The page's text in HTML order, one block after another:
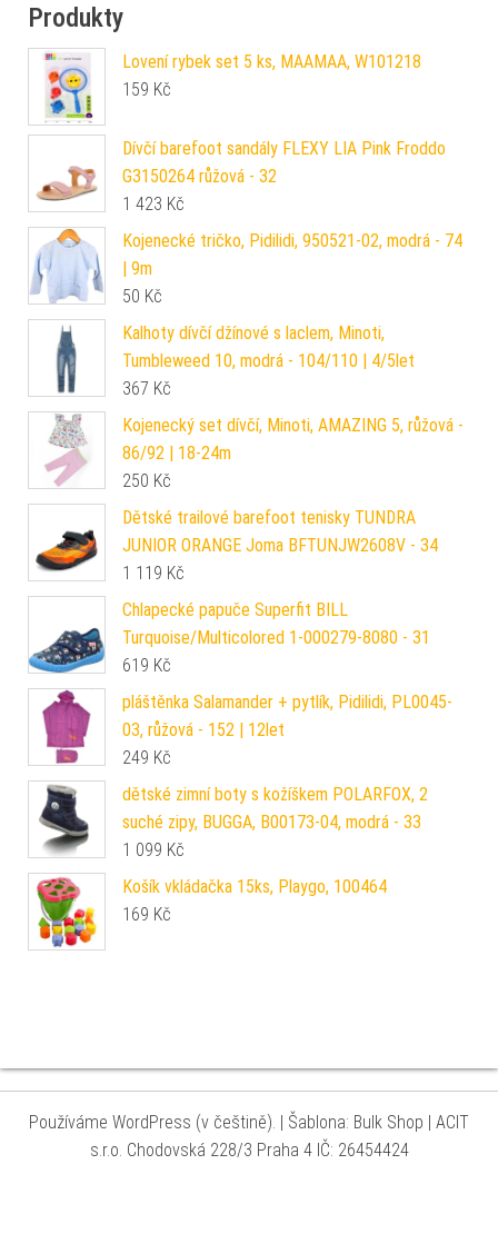
Produkty
Lovení rybek set 5 ks, MAAMAA, W101218
159 Kč
Dívčí barefoot sandály FLEXY LIA Pink Froddo
G3150264 růžová - 32
1 423 Kč
Kojenecké tričko, Pidilidi, 950521-02, modrá - 74
| 9m
50 Kč
Kalhoty dívčí džínové s laclem, Minoti,
Tumbleweed 10, modrá - 104/110 | 4/5let
367 Kč
Kojenecký set dívčí, Minoti, AMAZING 5, růžová -
86/92 | 18-24m
250 Kč
Dětské trailové barefoot tenisky TUNDRA
JUNIOR ORANGE Joma BFTUNJW2608V - 34
1 119 Kč
Chlapecké papuče Superfit BILL
Turquoise/Multicolored 1-000279-8080 - 31
619 Kč
pláštěnka Salamander + pytlík, Pidilidi, PL0045-
03, růžová - 152 | 12let
249 Kč
dětské zimní boty s kožíškem POLARFOX, 2
suché zipy, BUGGA, B00173-04, modrá - 33
1 099 Kč
Košík vkládačka 15ks, Playgo, 100464
169 Kč
Používáme WordPress (v češtině). | Šablona: Bulk Shop | ACIT
s.r.o. Chodovská 228/3 Praha 4 IČ: 26454424